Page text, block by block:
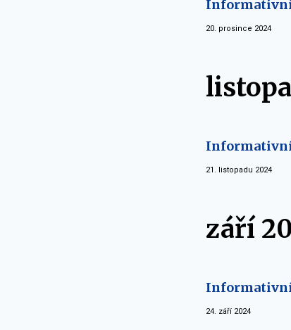
Informativní
20. prosince 2024
Informativní
21. listopadu 2024
září
Informativní
24. září 2024